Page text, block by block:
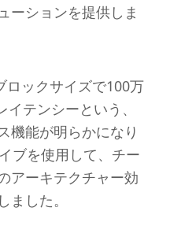
ーションを提供しま
ロックサイズで100万
テンシーという、
機能が明らかになり
ブを使用して、チー
アーキテクチャー効
した。